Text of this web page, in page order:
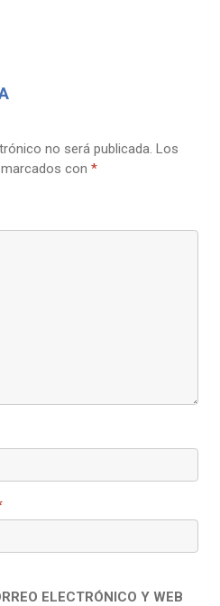
no será publicada. Los
con *
ELECTRÓNICO Y WEB